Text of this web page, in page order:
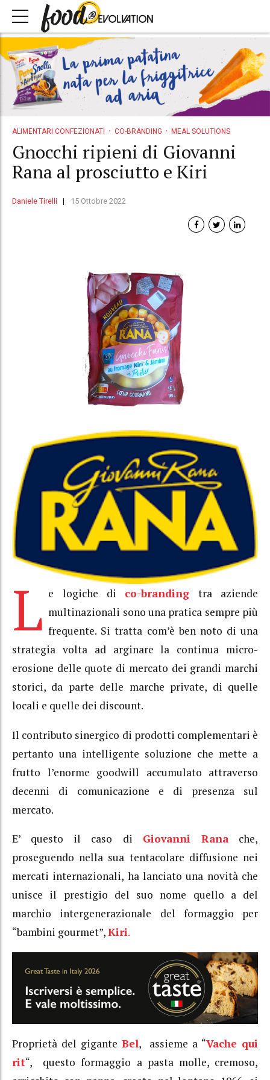
ALIMENTARI CONFEZIONATI CO-BRANDING MEAL SOLUTIONS
Gnocchi ripieni di Giovanni
Rana al prosciutto e Kiri
Daniele Tirelli 15 Ottobre 2022
L e logiche di co-branding tra aziende
multinazionali sono una pratica sempre più
frequente. Si tratta com’è ben noto di una
strategia volta ad arginare la continua micro-
erosione delle quote di mercato dei grandi marchi
storici, da parte delle marche private, di quelle
locali e quelle dei discount.
Il contributo sinergico di prodotti complementari è
pertanto una intelligente soluzione che mette a
frutto l’enorme goodwill accumulato attraverso
decenni di comunicazione e di presenza sul
mercato.
E’ questo il caso di Giovanni Ranache,
proseguendo nella sua tentacolare diffusione nei
mercati internazionali, ha lanciato una novità che
unisce il prestigio del suo nome quello a del
marchio intergenerazionale del formaggio per
“bambini gourmet”,Kiri.
Proprietà del gigante Bel, assieme a “Vache qui
rit“, questo formaggio a pasta molle, cremoso,